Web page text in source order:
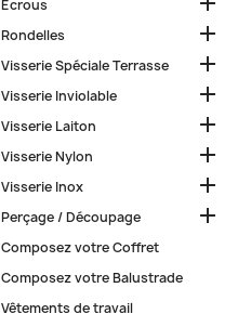
Ecrous
Rondelles 
Visserie Spéciale Terrasse 
Visserie Inviolable 
Visserie Laiton 
Visserie Nylon 
Visserie Inox 
Perçage / Découpage 
Composez votre Coffret
Composez votre Balustrade
Vêtements de travail